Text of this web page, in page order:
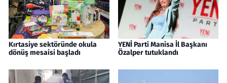
Kırtasiye sektöründe okula
dönüş mesaisi başladı
YENİ Parti Manisa İl Başkanı
Özalper tutuklandı